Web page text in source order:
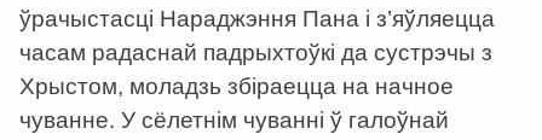
ўрачыстасці Нараджэння Пана і з’яўляецца
часам радаснай падрыхтоўкі да сустрэчы з
Хрыстом, моладзь збіраецца на начное
чуванне. У сёлетнім чуванні ў галоўнай